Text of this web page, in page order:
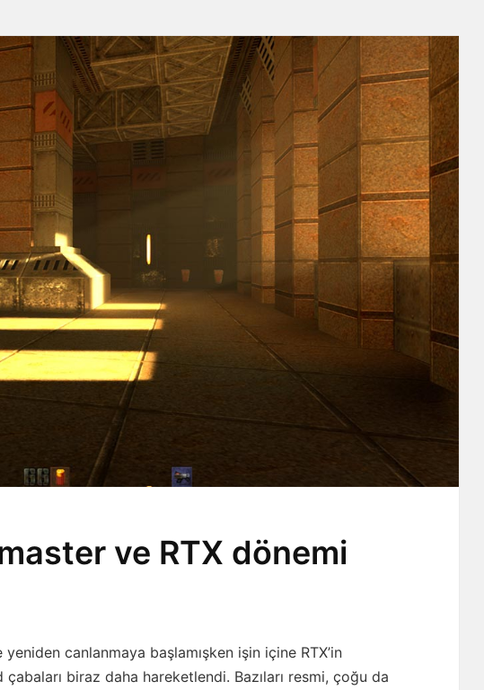
ve RTX dönemi
canlanmaya başlamışken işin içine RTX’in
biraz daha hareketlendi. Bazıları resmi, çoğu da